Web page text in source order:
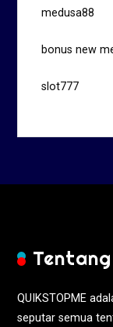
medusa88
bonus new
slot777
QUIKSTOPME
seputar semua